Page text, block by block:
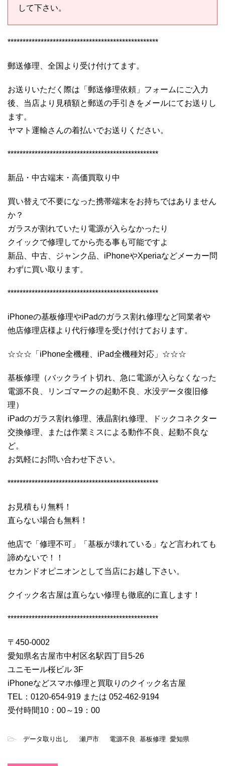
して下さい。
**************************************************
郵送修理、全国より受け付けてます。
お送りいただく際は「郵送修理依頼」フォームにご入力
後、当店より見積額と郵送の手引きをメールにてお送りし
ます。
ヤマト運輸さんの着払いでお送りください。
**************************************************
新品・中古端末・高価買取り中
買い替えで不要になった携帯端末をお持ちではありません
か？
ガラスが割れていたり電源が入らなかったり
クイックで修理してから売る事も可能ですよ
新品、中古、ジャンク品、iPhoneやXperiaなどメーカー問
わずに買い取ります。
**************************************************
iPhoneの基板修理やiPadのガラス割れ修理など同業者や
他店修理店様より代行修理を受け付けております。
☆☆☆「iPhone全機種、iPad全機種対応」☆☆☆
基板修理（バックライト切れ、急に電源が入らなくなった
電源不良、リンゴマークの起動不良、水没データ復旧修
理）
iPadのガラス割れ修理、液晶割れ修理、ドックコネクター
交換修理、または作業ミスによる動作不良、起動不良な
ど。
お気軽にお問い合わせ下さい。
**************************************************
お見積もり無料！
直らない場合も無料！
他店で「修理不可」「基板が壊れている」など言われても
諦めないで！！
セカンドオピニオンとして当店にお越し下さい。
クイック名古屋は直らない修理も徹底的に直します！
**************************************************
〒450-0002
愛知県名古屋市中村区名駅四丁目5-26
ユニモール桜ビル 3F
iPhoneなどスマホ修理と買取りのクイック名古屋
TEL：0120-654-919 または 052-462-9194
受付時間10：00～19：00
- データ取り出し , 瀬戸市, 電源不良 , 基板修理, 愛知県